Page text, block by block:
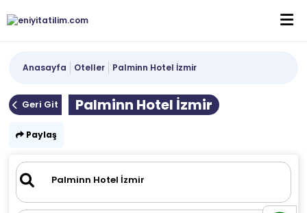
Anasayfa Oteller Palminn Hotel İzmir
Geri Git Palminn Hotel İzmir
Paylaş